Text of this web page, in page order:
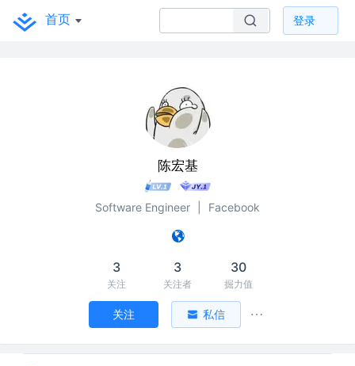
首页 登录
陈宏基
Software Engineer Facebook
3
关注
3
关注者
30
掘力值
关注 私信